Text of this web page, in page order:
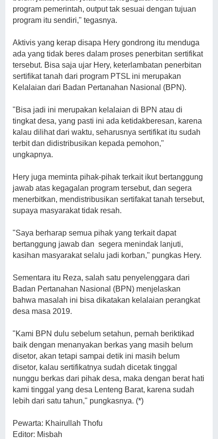
program pemerintah, output tak sesuai dengan tujuan
program itu sendiri," tegasnya.
Aktivis yang kerap disapa Hery gondrong itu menduga
ada yang tidak beres dalam proses penerbitan sertifikat
tersebut. Bisa saja ujar Hery, keterlambatan penerbitan
sertifikat tanah dari program PTSL ini merupakan
Kelalaian dari Badan Pertanahan Nasional (BPN).
"Bisa jadi ini merupakan kelalaian di BPN atau di
tingkat desa, yang pasti ini ada ketidakberesan, karena
kalau dilihat dari waktu, seharusnya sertifikat itu sudah
terbit dan didistribusikan kepada pemohon,"
ungkapnya.
Hery juga meminta pihak-pihak terkait ikut bertanggung
jawab atas kegagalan program tersebut, dan segera
menerbitkan, mendistribusikan sertifakat tanah tersebut,
supaya masyarakat tidak resah.
"Saya berharap semua pihak yang terkait dapat
bertanggung jawab dan segera menindak lanjuti,
kasihan masyarakat selalu jadi korban," pungkas Hery.
Sementara itu Reza, salah satu penyelenggara dari
Badan Pertanahan Nasional (BPN) menjelaskan
bahwa masalah ini bisa dikatakan kelalaian perangkat
desa masa 2019.
"Kami BPN dulu sebelum setahun, pernah beriktikad
baik dengan menanyakan berkas yang masih belum
disetor, akan tetapi sampai detik ini masih belum
disetor, kalau sertifikatnya sudah dicetak tinggal
nunggu berkas dari pihak desa, maka dengan berat hati
kami tinggal yang desa Lenteng Barat, karena sudah
lebih dari satu tahun," pungkasnya. (*)
Pewarta: Khairullah Thofu
Editor: Misbah